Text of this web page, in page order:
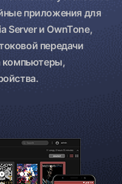
приложения для
Server и OwnTone,
передачи
компьютеры,